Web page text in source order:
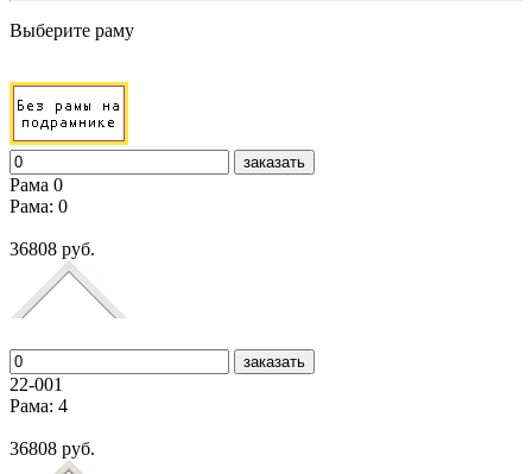
Выберите раму
заказать
Рама 0
Рама: 0
36808 руб.
заказать
22-001
Рама: 4
36808 руб.